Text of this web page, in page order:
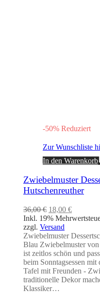
-50% Reduziert
Zur Wunschliste
In den Warenkorb
Zwiebelmuster
Hutschenreuther
36,00€ Ursprünglicher
Preis
war:
36,00 €
18,00 €Aktueller
Preis
18,00 €.
Inkl. 19%
zzgl. Versand
Zwiebelmuster
Blau Zwiebelmuster von
ist zeitlos schön und
beim Sonntagsessen
Tafel mit Freunden -
traditionelle Dekor
Klassiker…